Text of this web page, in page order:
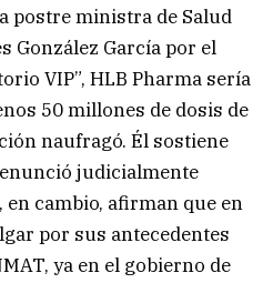
postre ministra de Salud
González García por el
VIP”, HLB Pharma sería
50 millones de dosis de
naufragó. Él sostiene
judicialmente
en cambio, afirman que en
por sus antecedentes
ya en el gobierno de